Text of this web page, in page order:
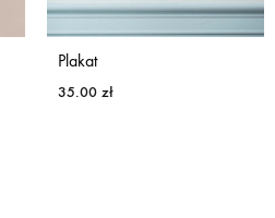
Plakat
35.00 zł